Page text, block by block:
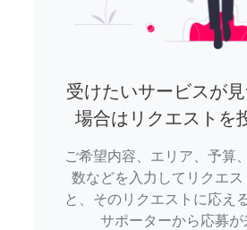
受けたいサービスが
場合はリクエストを
ご希望内容、エリア、予算
数などを入力してリクエス
と、そのリクエストに応え
サポーターから応募が